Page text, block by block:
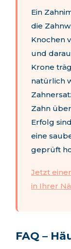
Ein
die
Knochen
und
Krone
natürlich
Zahn
Erfolg
eine
geprüft
Jetzt
in Ihrer
FAQ –